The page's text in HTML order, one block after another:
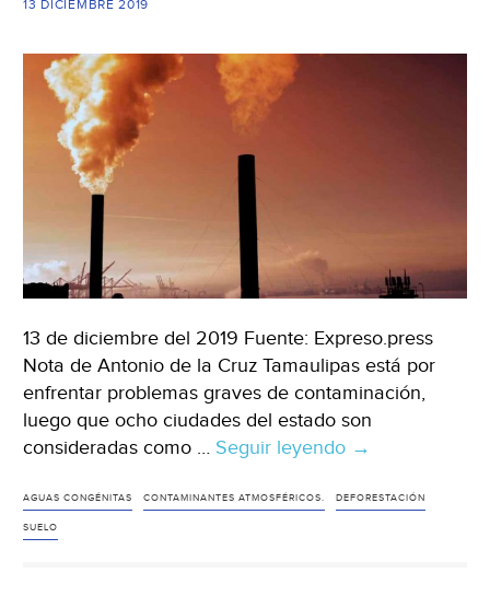
(Chilealimentos)
13 DICIEMBRE 2019
13 de diciembre del 2019 Fuente: Expreso.press
Nota de Antonio de la Cruz Tamaulipas está por
enfrentar problemas graves de contaminación,
luego que ocho ciudades del estado son
consideradas como … Seguir leyendo Tamaulipas:
agrava
→
AGUAS CONGÉNITAS CONTAMINANTES ATMOSFÉRICOS. DEFORESTACIÓN
SUELO